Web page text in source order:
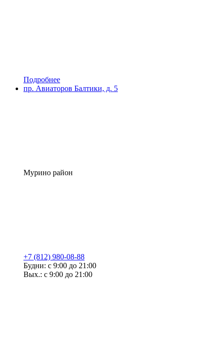
Подробнее
пр. Авиаторов Балтики, д. 5
Мурино район
+7 (812) 980-08-88
Будни: с 9:00 до 21:00
Вых.: с 9:00 до 21:00